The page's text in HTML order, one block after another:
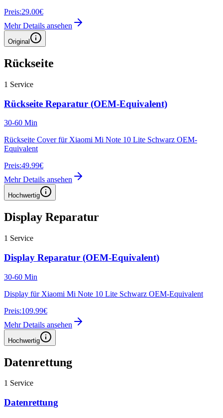
Preis:29.00€
Mehr Details ansehen
Original
Rückseite
1 Service
Rückseite Reparatur (OEM-Equivalent)
30-60 Min
Rückseite Cover für Xiaomi Mi Note 10 Lite Schwarz OEM-
Equivalent
Preis:49.99€
Mehr Details ansehen
Hochwertig
Display Reparatur
1 Service
Display Reparatur (OEM-Equivalent)
30-60 Min
Display für Xiaomi Mi Note 10 Lite Schwarz OEM-Equivalent
Preis:109.99€
Mehr Details ansehen
Hochwertig
Datenrettung
1 Service
Datenrettung